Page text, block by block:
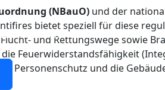
UND TÜREN
(NBauO) und der
bietet speziell für diese
und Rettungswege sowie
Feuerwiderstandsfähigkeit
Personenschutz und die